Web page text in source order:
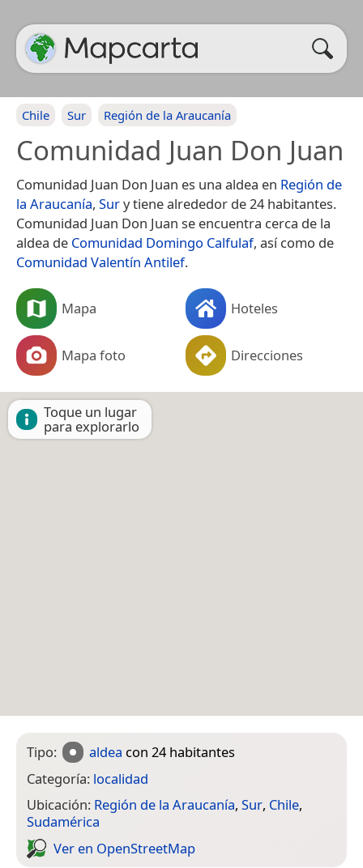
Chile Sur Región de la Araucanía
Comunidad Juan Don Juan
Comunidad Juan Don Juan es una aldea en Región de
la Araucanía, Sury tiene alrededor de 24 habitantes.
Comunidad Juan Don Juan se encuentra cerca de la
aldea de Comunidad Domingo Calfulaf, así como de
Comunidad Valentín Antilef.
Mapa Hoteles
Mapa foto Direcciones
Toque un lugar
para explorarlo
Tipo: aldea con 24 habitantes
Categoría: localidad
Ubicación: Región de la Araucanía, Sur, Chile,
Sudamérica
Ver en Open­Street­Map